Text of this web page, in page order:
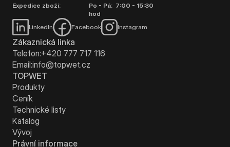
Expedice zboží:
Po - Pá: 7:00 - 15:30
hod
LinkedIn
Facebook Instagram
Zákaznická linka
Telefon:+420 777 717 116
Email:info@topwet.cz
TOPWET
Produkty
Ceník
Technické listy
Katalog
Vývoj
Právní informace